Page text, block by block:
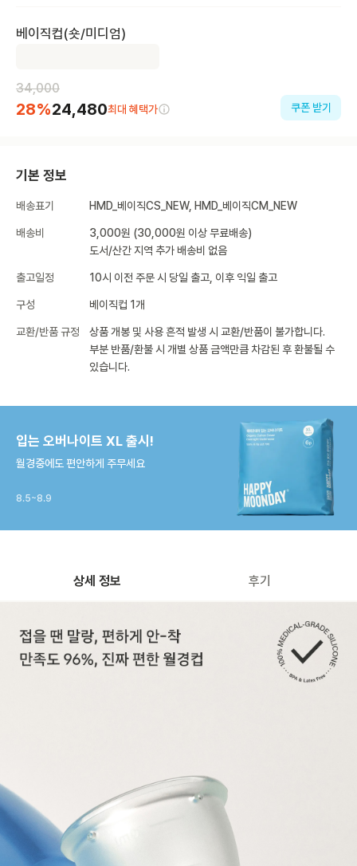
베이직컵(숏/미디엄)
34,000
28%24,480최대 혜택가 쿠폰 받기
기본 정보
배송표기 HMD_베이직CS_NEW, HMD_베이직CM_NEW
배송비
3,000원 (30,000원 이상 무료배송)
도서/산간 지역 추가 배송비 없음
출고일정 10시 이전 주문 시 당일 출고, 이후 익일 출고
구성 베이직컵 1개
교환/반품 규정
상품 개봉 및 사용 흔적 발생 시 교환/반품이 불가합니다.
부분 반품/환불 시 개별 상품 금액만큼 차감된 후 환불될 수
있습니다.
입는 오버나이트 XL 출시!
월경중에도 편안하게 주무세요
8.5~8.9
상세 정보 후기